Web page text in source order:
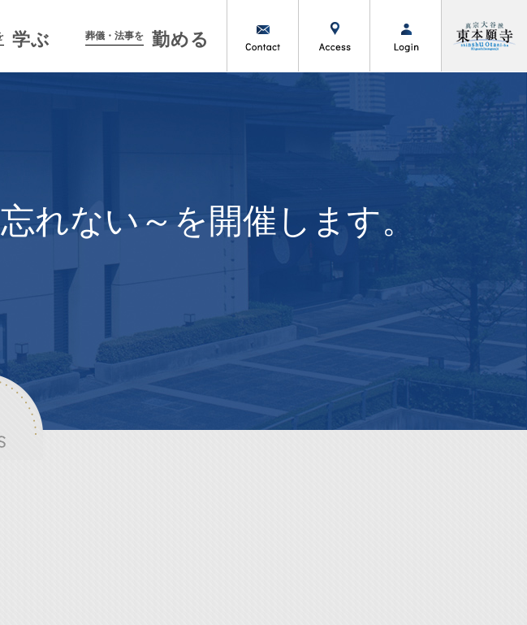
学ぶ 葬儀・法事を 勤める
れない～を開催します。